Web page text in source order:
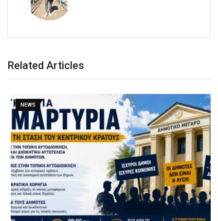
Related Articles
NEWS